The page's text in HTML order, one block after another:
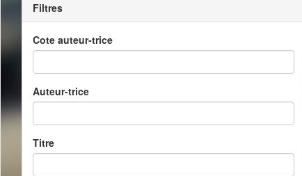
Filtres
Cote auteur-trice
Auteur-trice
Titre